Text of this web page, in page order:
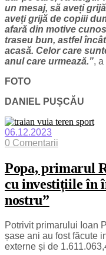
un mesaj, să aveți
aveți grijă de copiii
afară din motive
traseu bun, astfel
acasă. Celor care
anul care urmează.”,
FOTO
DANIEL PUȘCĂU
06.12.2023
0 Comentarii
Popa, primarul
cu investițiile în
nostru”
Potrivit primarului Ioan
șase ani au fost făcute
externe și de